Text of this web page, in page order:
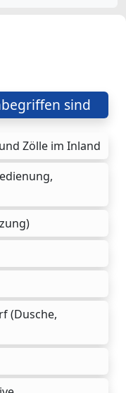
sind
Zölle im Inland
(Dusche,